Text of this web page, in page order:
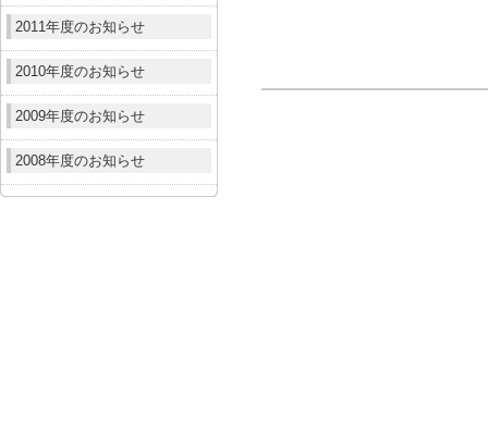
2011年度のお知らせ
2010年度のお知らせ
2009年度のお知らせ
2008年度のお知らせ